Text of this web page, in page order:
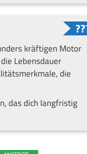
kräftigen Motor
Lebensdauer
die
das dich langfristig